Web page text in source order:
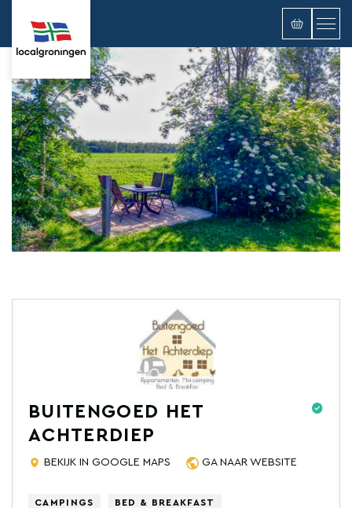
BUITENGOED HET
ACHTERDIEP
BEKIJK IN GOOGLE MAPS GA NAAR WEBSITE
CAMPINGS BED & BREAKFAST